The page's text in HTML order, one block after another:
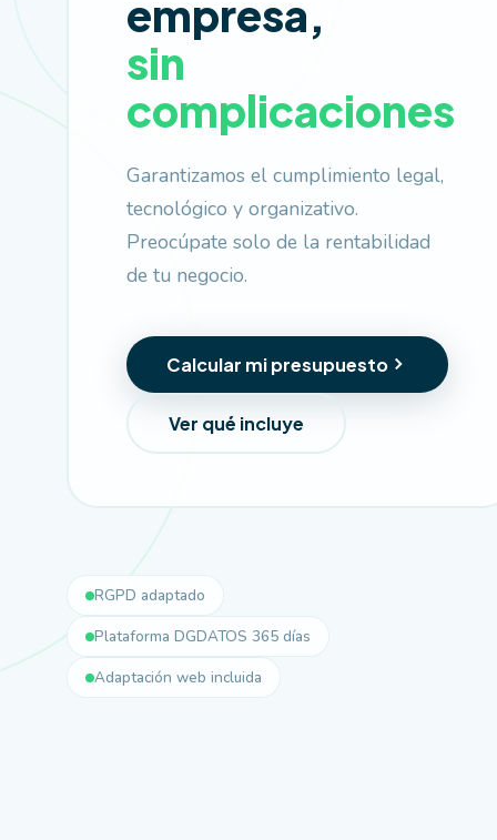
empresa,
sin
complicaciones
Garantizamos el cumplimiento legal,
tecnológico y organizativo.
Preocúpate solo de la rentabilidad
de tu negocio.
Calcular mi presupuesto
Ver qué incluye
RGPD adaptado
Plataforma DGDATOS 365 días
Adaptación web incluida